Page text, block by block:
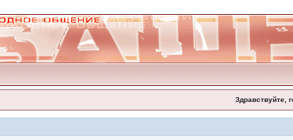
Здравствуйте,